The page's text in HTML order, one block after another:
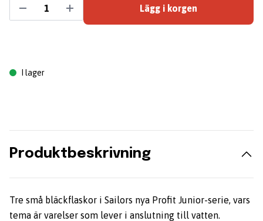
Lägg i korgen
I lager
Produktbeskrivning
Tre små bläckflaskor i Sailors nya Profit Junior-serie, vars
tema är varelser som lever i anslutning till vatten.